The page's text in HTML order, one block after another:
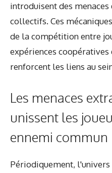
introduisent des menaces
collectifs. Ces
de la compétition entre
expériences coopératives
renforcent les liens au
Les menaces
unissent les
ennemi commun
Périodiquement, l'univers